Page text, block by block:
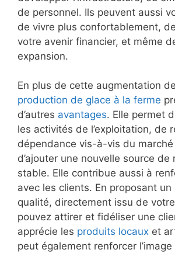
de personnel. Ils peuvent aussi
de vivre plus confortablement,
votre avenir financier, et même
expansion.
En plus de cette augmentation
production de glace à la ferme
d’autres avantages. Elle permet
les activités de l’exploitation, de
dépendance vis-à-vis du
d’ajouter une nouvelle source de
stable. Elle contribue aussi à
avec les clients. En proposant
qualité, directement issu de
pouvez attirer et fidéliser une
apprécie les produits locaux et
peut également renforcer